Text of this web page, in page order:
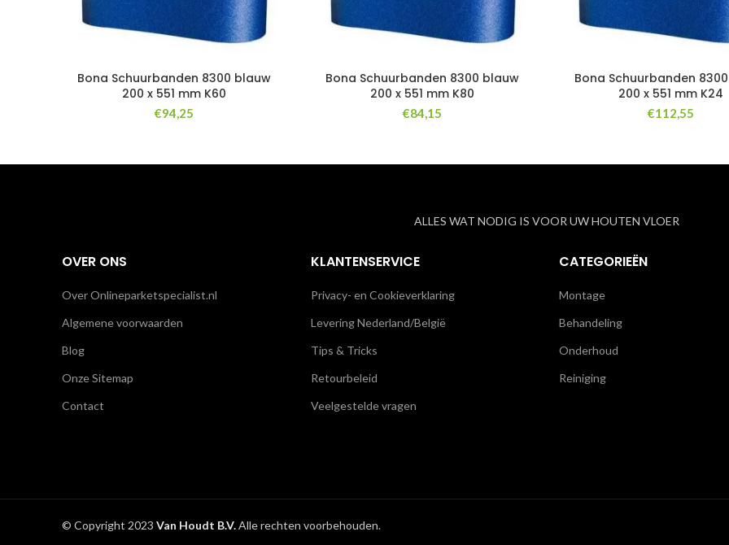
Bona Schuurbanden 8300 blauw
200 x 551 mm K60
€94,25
Bona Schuurbanden 8300 blauw
200 x 551 mm K80
€84,15
Bona Schuurbanden
200 x 551 mm K24
€112,55
ALLES WAT NODIG IS VOOR UW HOUTEN VLOER
OVER ONS
Over Onlineparketspecialist.nl
Algemene voorwaarden
Blog
Onze Sitemap
Contact
KLANTENSERVICE
Privacy- en Cookieverklaring
Levering Nederland/België
Tips & Tricks
Retourbeleid
Veelgestelde vragen
CATEGORIEËN
Montage
Behandeling
Onderhoud
Reiniging
© Copyright 2023 Van Houdt B.V.Alle rechten voorbehouden.